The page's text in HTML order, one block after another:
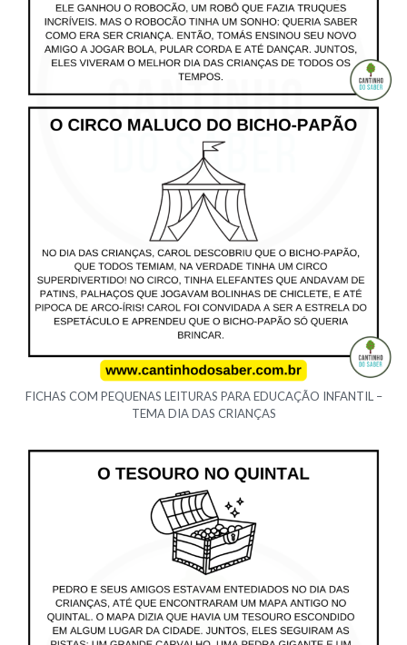
FICHAS COM PEQUENAS LEITURAS PARA EDUCAÇÃO INFANTIL –
TEMA DIA DAS CRIANÇAS